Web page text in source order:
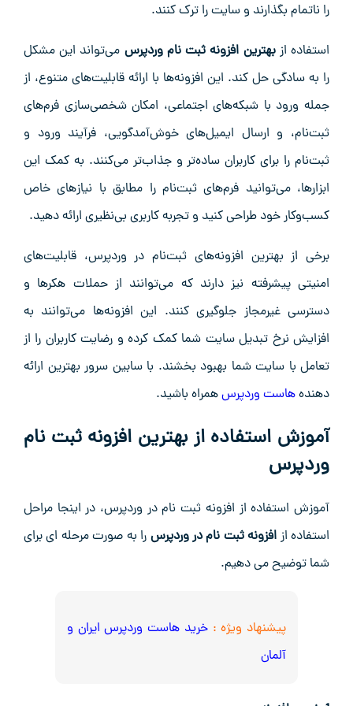
را ناتمام بگذارند و سایت را ترک کنند.
استفاده ازبهترین افزونه ثبت نام وردپرس می‌تواند این مشکل
را به سادگی حل کند. این افزونه‌ها با ارائه قابلیت‌های متنوع، از
جمله ورود با شبکه‌های اجتماعی، امکان شخصی‌سازی فرم‌های
ثبت‌نام، و ارسال ایمیل‌های خوش‌آمدگویی، فرآیند ورود و
ثبت‌نام را برای کاربران ساده‌تر و جذاب‌تر می‌کنند. به کمک این
ابزارها، می‌توانید فرم‌های ثبت‌نام را مطابق با نیازهای خاص
کسب‌وکار خود طراحی کنید و تجربه کاربری بی‌نظیری ارائه دهید.
برخی از بهترین افزونه‌های ثبت‌نام در وردپرس، قابلیت‌های
امنیتی پیشرفته نیز دارند که می‌توانند از حملات هکرها و
دسترسی غیرمجاز جلوگیری کنند. این افزونه‌ها می‌توانند به
افزایش نرخ تبدیل سایت شما کمک کرده و رضایت کاربران را از
تعامل با سایت شما بهبود بخشند. با سابین سرور بهترین ارائه
دهندههاست وردپرسهمراه باشید.
آموزش استفاده از بهترین افزونه ثبت نام
وردپرس
آموزش استفاده از افزونه ثبت نام در وردپرس، در اینجا مراحل
استفاده از افزونه ثبت نام در وردپرس را به صورت مرحله ‌ای برای
شما توضیح می ‌دهیم.
پیشنهاد ویژه : خرید هاست وردپرس ایران و
آلمان